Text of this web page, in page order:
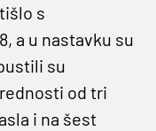
s
a u nastavku su
su
od tri
i na šest